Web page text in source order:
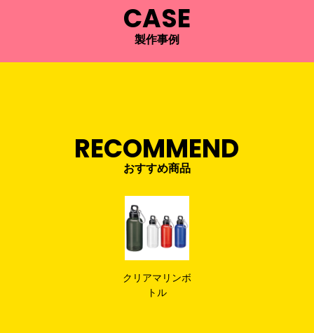
CASE
製作事例
RECOMMEND
おすすめ商品
クリアマリンボ
トル